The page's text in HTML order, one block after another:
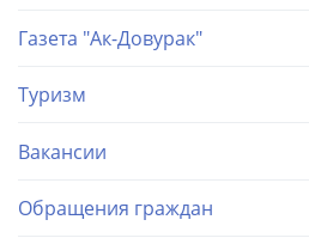
Газета "Ак-Довурак"
Туризм
Вакансии
Обращения граждан